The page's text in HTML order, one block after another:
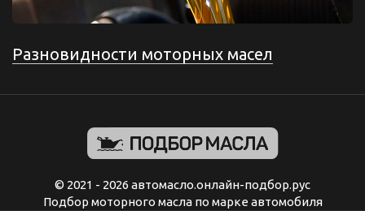
Разновидности моторных масел
© 2021 - 2026 автомасло.онлайн-подбор.рус
Подбор моторного масла по марке автомобиля